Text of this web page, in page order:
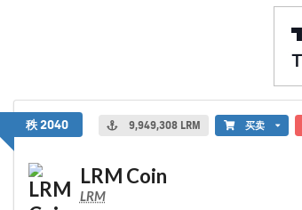
LRM Coin
秩 2040 9,949,308 LRM 买卖
LRM Coin
LRM